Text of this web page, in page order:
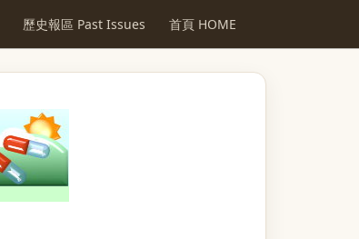
歷史報區 Past Issues 首頁 HOME